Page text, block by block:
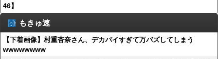
46】
もきゅ速
【下着画像】村重杏奈さん、デカパイすぎて万バズしてしまう
wwwwwwww